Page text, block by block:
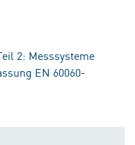
2: Messsysteme
EN 60060-